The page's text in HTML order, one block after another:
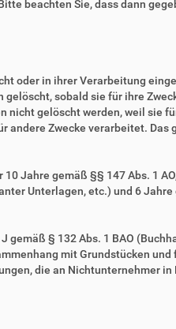
beachten Sie, dass dann
oder in ihrer Verarbeitung
sobald sie für ihre
gelöscht werden, weil sie
Zwecke verarbeitet. Das
Jahre gemäß §§ 147 Abs. 1
Unterlagen, etc.) und 6 Jahre
§ 132 Abs. 1 BAO
mit Grundstücken
die an Nichtunternehmer